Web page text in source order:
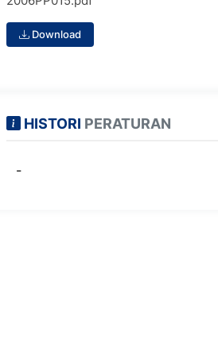
Download
HISTORI PERATURAN
-